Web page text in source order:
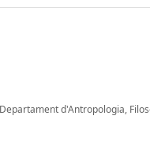
d'Antropologia,